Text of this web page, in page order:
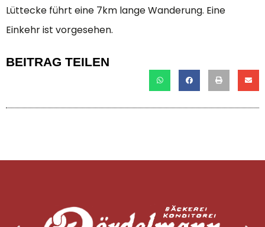
Lüttecke führt eine 7km lange Wanderung. Eine
Einkehr ist vorgesehen.
BEITRAG TEILEN